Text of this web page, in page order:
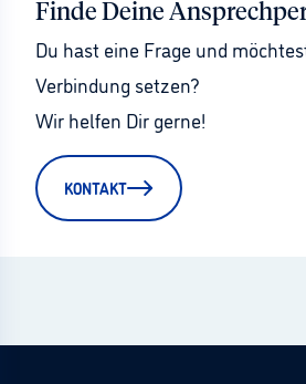
Finde Deine
Du hast eine Frage und
Verbindung setzen?
Wir helfen Dir gerne!
KONTAKT